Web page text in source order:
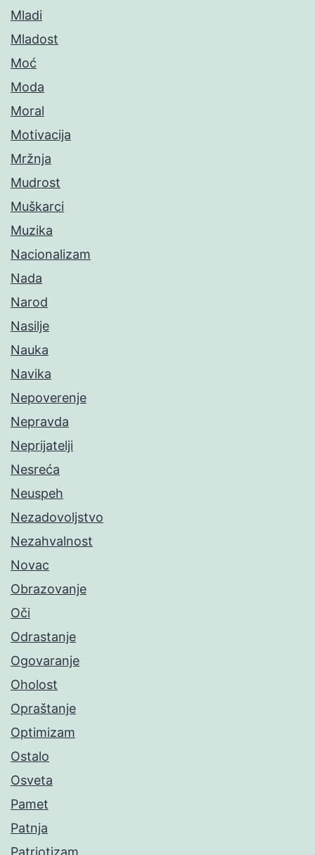
Mladi
Mladost
Moć
Moda
Moral
Motivacija
Mržnja
Mudrost
Muškarci
Muzika
Nacionalizam
Nada
Narod
Nasilje
Nauka
Navika
Nepoverenje
Nepravda
Neprijatelji
Nesreća
Neuspeh
Nezadovoljstvo
Nezahvalnost
Novac
Obrazovanje
Oči
Odrastanje
Ogovaranje
Oholost
Opraštanje
Optimizam
Ostalo
Osveta
Pamet
Patnja